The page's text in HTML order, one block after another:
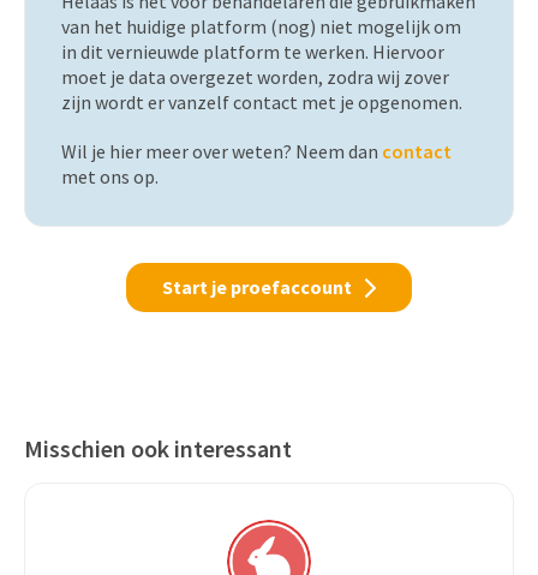
van het huidige platform (nog) niet mogelijk om
in dit vernieuwde platform te werken. Hiervoor
moet je data overgezet worden, zodra wij zover
zijn wordt er vanzelf contact met je opgenomen.
Wil je hier meer over weten? Neem dan contact
met ons op.
Start je proefaccount
Misschien ook interessant